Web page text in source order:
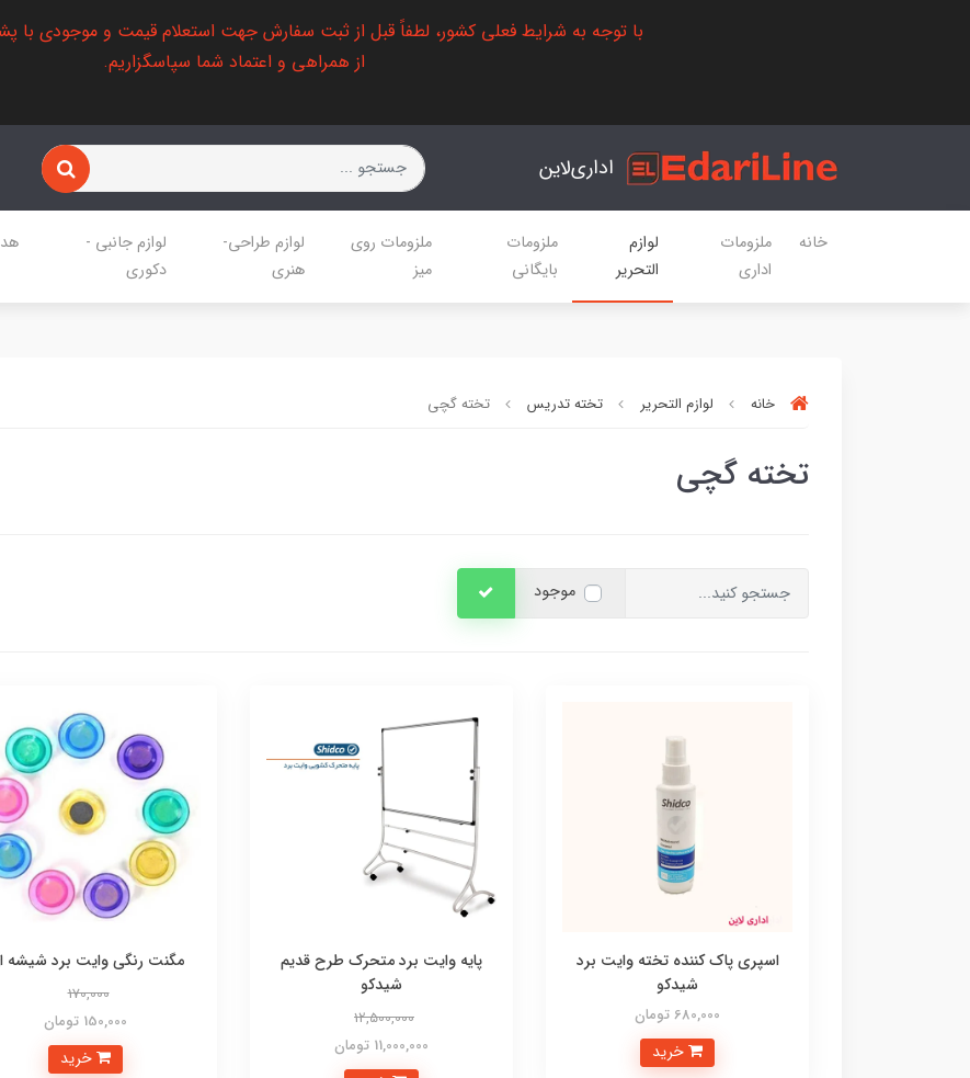
با توجه به شرایط فعلی کشور، لطفاً قبل از ثبت سفارش جهت استعلام قیمت و موجودی با
از همراهی و اعتماد شما سپاسگزاریم.
اداری‌لاین
خانه
ملزومات
اداری
لوازم
التحریر
ملزومات
بایگانی
ملزومات روی
میز
لوازم طراحی-
هنری
لوازم جانبی -
دکوری
خانه لوازم التحریر تخته تدریس تخته گچی
تخته گچی
موجود
اسپری پاک کننده تخته وایت برد
شیدکو
680,000 تومان
پایه وایت برد متحرک طرح قدیم
شیدکو
12,500,000
11,000,000 تومان
مگنت رنگی وایت برد شیشه
170,000
150,000 تومان